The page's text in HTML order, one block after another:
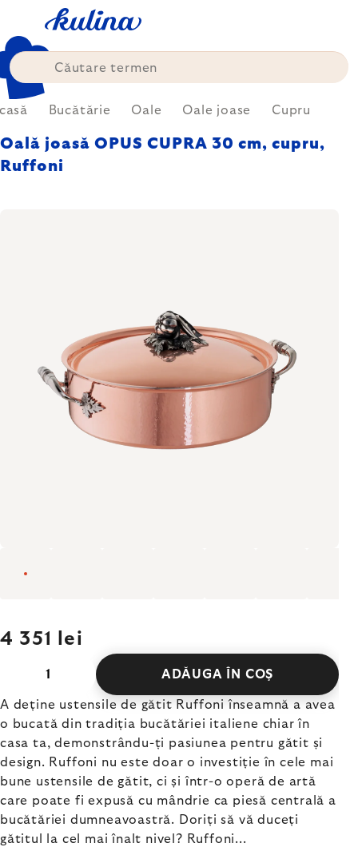
conținut
Bucătărie Oale Oale joase Cupru
Oală joasă OPUS CUPRA 30 cm, cupru,
Ruffoni
4 351 lei
ADĂUGA ÎN COŞ
A deține ustensile de gătit Ruffoni înseamnă a avea
o bucată din tradiția bucătăriei italiene chiar în
casa ta, demonstrându-ți pasiunea pentru gătit și
design. Ruffoni nu este doar o investiție în cele mai
bune ustensile de gătit, ci și într-o operă de artă
care poate fi expusă cu mândrie ca piesă centrală a
bucătăriei dumneavoastră. Doriți să vă duceți
gătitul la cel mai înalt nivel? Ruffoni...